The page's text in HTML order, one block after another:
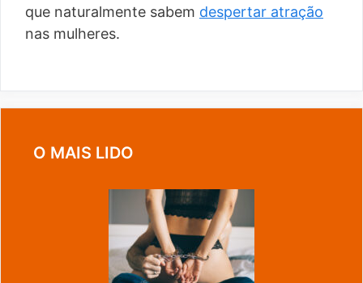
que naturalmente sabem despertar atração
nas mulheres.
O MAIS LIDO